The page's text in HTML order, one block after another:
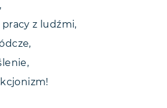
z ludźmi,